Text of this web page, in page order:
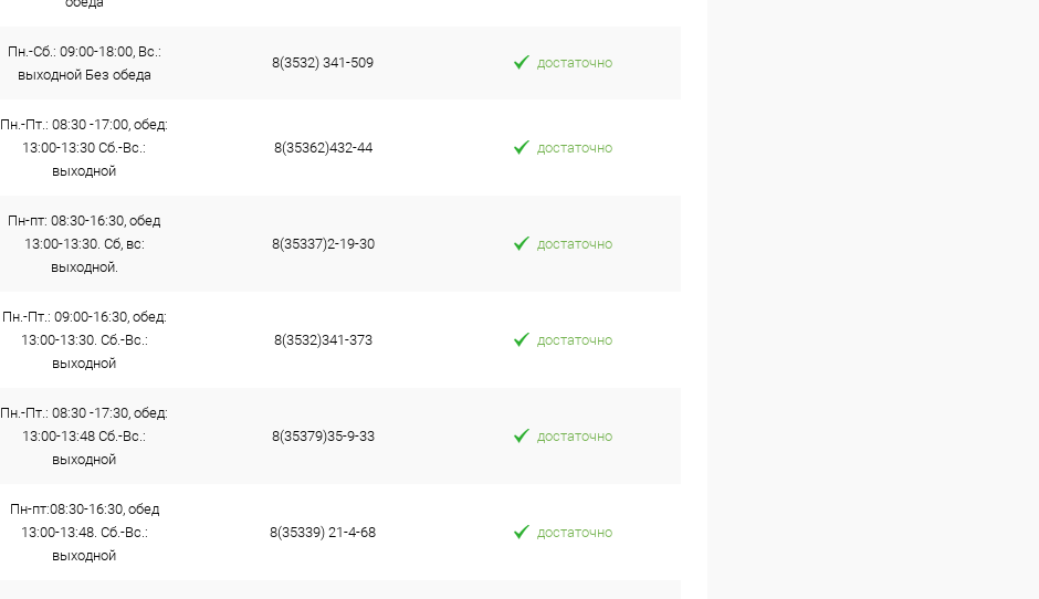
Пн.-Сб.: 09:00-18:00, Вс.:
выходной Без обеда
8(3532) 341-509 достаточно
Пн.-Пт.: 08:30 -17:00, обед:
13:00-13:30 Сб.-Вс.:
выходной
8(35362)432-44 достаточно
Пн-пт: 08:30-16:30, обед
13:00-13:30. Сб, вс:
выходной.
8(35337)2-19-30 достаточно
Пн.-Пт.: 09:00-16:30, обед:
13:00-13:30. Сб.-Вс.:
выходной
8(3532)341-373 достаточно
Пн.-Пт.: 08:30 -17:30, обед:
13:00-13:48 Сб.-Вс.:
выходной
8(35379)35-9-33 достаточно
Пн-пт:08:30-16:30, обед
13:00-13:48. Сб.-Вс.:
выходной
8(35339) 21-4-68 достаточно